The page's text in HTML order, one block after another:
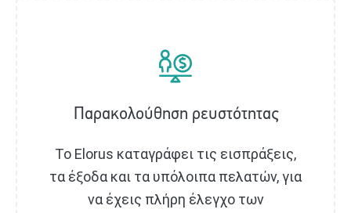
Παρακολούθηση ρευστότητας
Το Elorus καταγράφει τις εισπράξεις,
τα έξοδα και τα υπόλοιπα πελατών, για
να έχεις πλήρη έλεγχο των